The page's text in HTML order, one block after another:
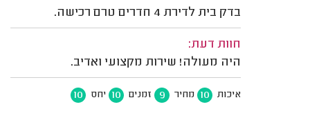
בדק בית לדירת 4 חדרים טרם רכישה.
חוות דעת:
היה מעולה! שירות מקצועי ואדיב.
איכות 10 מחיר 9 זמנים 10 יחס 10